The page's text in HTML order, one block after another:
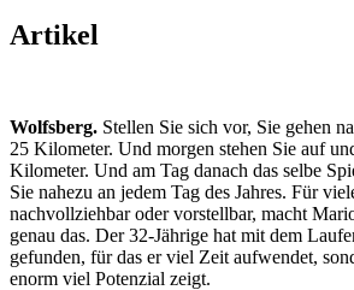
Artikel
Wolfsberg. Stellen Sie sich vor, Sie gehen
25 Kilometer. Und morgen stehen Sie auf
Kilometer. Und am Tag danach das selbe
Sie nahezu an jedem Tag des Jahres. Für
nachvollziehbar oder vorstellbar, macht
genau das. Der 32-Jährige hat mit dem
gefunden, für das er viel Zeit aufwendet,
enorm viel Potenzial zeigt.